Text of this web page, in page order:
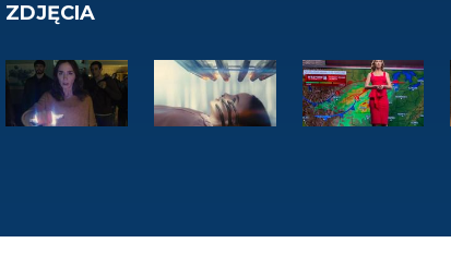
ZDJĘCIA